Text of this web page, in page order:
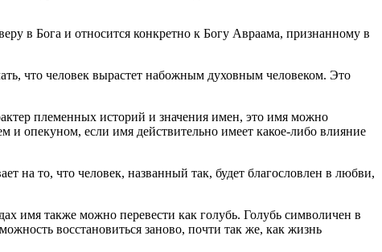
в Бога и относится конкретно к Богу Авраама, признанному в
что человек вырастет набожным духовным человеком. Это
племенных историй и значения имен, это имя можно
и опекуном, если имя действительно имеет какое-либо влияние
на то, что человек, названный так, будет благословлен в любви,
имя также можно перевести как голубь. Голубь символичен в
восстановиться заново, почти так же, как жизнь